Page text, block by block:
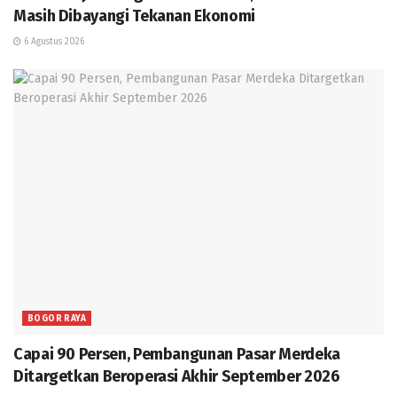
Masih Dibayangi Tekanan Ekonomi
6 Agustus 2026
BOGOR RAYA
Capai 90 Persen, Pembangunan Pasar Merdeka
Ditargetkan Beroperasi Akhir September 2026